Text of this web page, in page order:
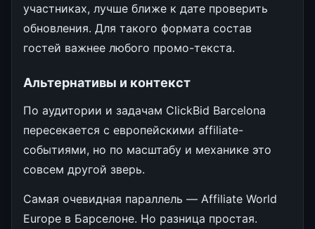
участниках, лучше ближе к дате проверить
обновления. Для такого формата состав
гостей важнее любого промо-текста.
Альтернативы и контекст
По аудитории и задачам ClickBid Barcelona
пересекается с европейскими affiliate-
событиями, но по масштабу и механике это
совсем другой зверь.
Самая очевидная параллель — Affiliate World
Europe в Барселоне. Но разница простая.